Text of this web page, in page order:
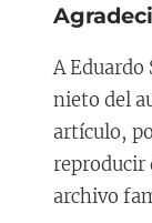
A Eduardo
nieto del
artículo,
reproducir
archivo